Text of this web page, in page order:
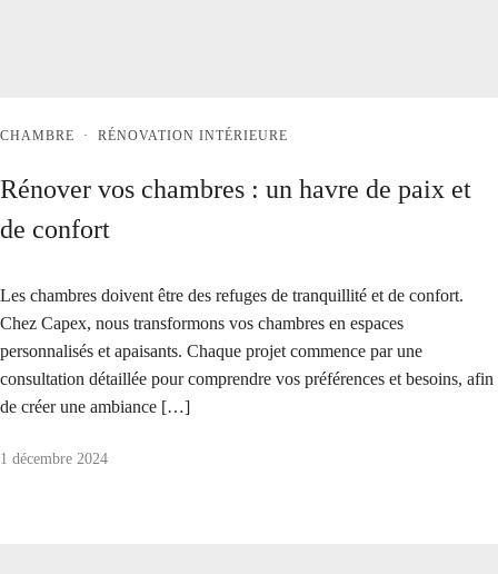
CHAMBRE · RÉNOVATION INTÉRIEURE
Rénover vos chambres : un havre de paix et
de confort
Les chambres doivent être des refuges de tranquillité et de confort.
Chez Capex, nous transformons vos chambres en espaces
personnalisés et apaisants. Chaque projet commence par une
consultation détaillée pour comprendre vos préférences et besoins, afin
de créer une ambiance […]
1 décembre 2024